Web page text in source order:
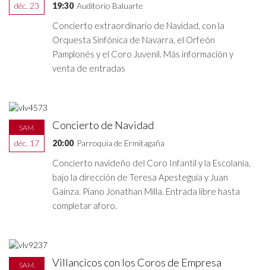
déc. 23 19:30 Auditorio Baluarte
Concierto extraordinario de Navidad, con la
Orquesta Sinfónica de Navarra, el Orfeón
Pamplonés y el Coro Juvenil. Más información y
venta de entradas
SAM.
déc. 17
Concierto de Navidad
20:00 Parroquia de Ermitagaña
Concierto navideño del Coro Infantil y la Escolanía,
bajo la dirección de Teresa Apesteguía y Juan
Gainza. Piano Jonathan Milla. Entrada libre hasta
completar aforo.
SAM. Villancicos con los Coros de Empresa